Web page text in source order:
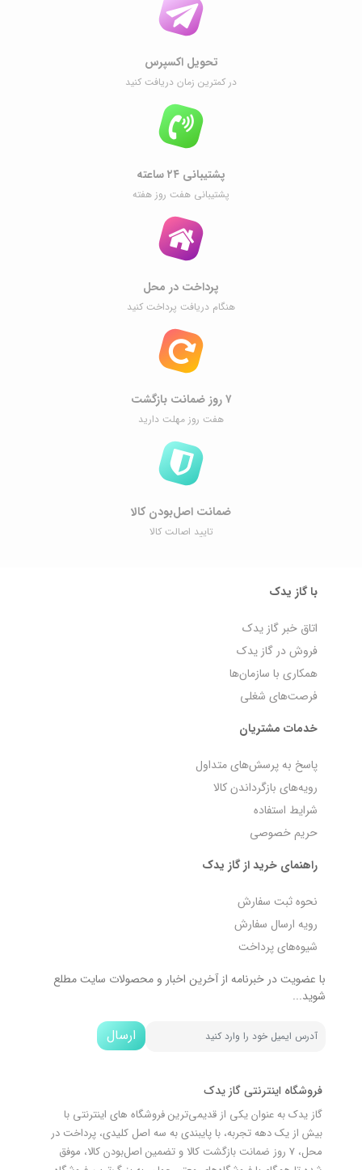
تحویل اکسپرس
در کمترین زمان دریافت کنید
پشتیبانی ۲۴ ساعته
پشتیبانی هفت روز هفته
پرداخت در محل
هنگام دریافت پرداخت کنید
۷ روز ضمانت بازگشت
هفت روز مهلت دارید
ضمانت اصل‌بودن کالا
تایید اصالت کالا
با گاز یدک
اتاق خبر گاز یدک
فروش در گاز یدک
همکاری با سازمان‌ها
فرصت‌های شغلی
خدمات مشتریان
پاسخ به پرسش‌های متداول
رویه‌های بازگرداندن کالا
شرایط استفاده
حریم خصوصی
راهنمای خرید از گاز یدک
نحوه ثبت سفارش
رویه ارسال سفارش
شیوه‌های پرداخت
با عضویت در خبرنامه از آخرین اخبار و محصولات سایت مطلع
شوید...
ارسال
فروشگاه اینترنتی گاز یدک
گاز یدک به عنوان یکی از قدیمی‌ترین فروشگاه های اینترنتی با
بیش از یک دهه تجربه، با پایبندی به سه اصل کلیدی، پرداخت در
محل، 7 روز ضمانت بازگشت کالا و تضمین اصل‌بودن کالا، موفق